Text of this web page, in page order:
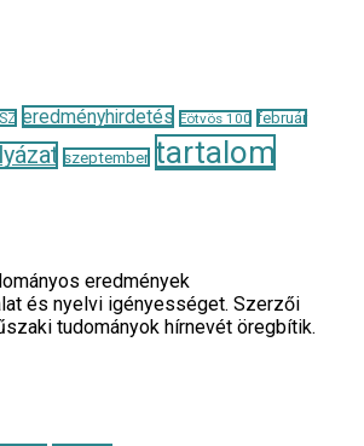
eredményhirdetés Eötvös 100 február
szeptember tartalom
eredmények
és nyelvi igényességet. Szerzői
tudományok hírnevét öregbítik.